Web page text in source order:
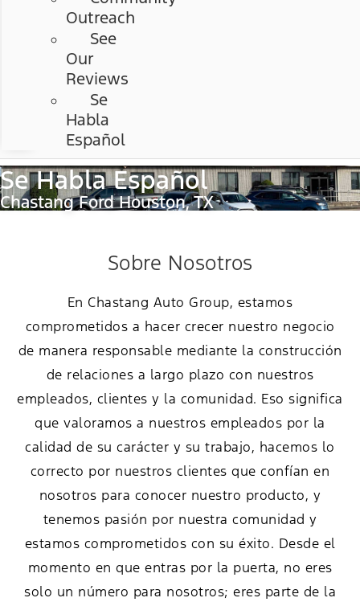
Outreach
See
Our
Reviews
Se
Habla
Español
Se Habla Español
Chastang Ford Houston, TX
Sobre Nosotros
En Chastang Auto Group, estamos
comprometidos a hacer crecer nuestro negocio
de manera responsable mediante la construcción
de relaciones a largo plazo con nuestros
empleados, clientes y la comunidad. Eso significa
que valoramos a nuestros empleados por la
calidad de su carácter y su trabajo, hacemos lo
correcto por nuestros clientes que confían en
nosotros para conocer nuestro producto, y
tenemos pasión por nuestra comunidad y
estamos comprometidos con su éxito. Desde el
momento en que entras por la puerta, no eres
solo un número para nosotros; eres parte de la